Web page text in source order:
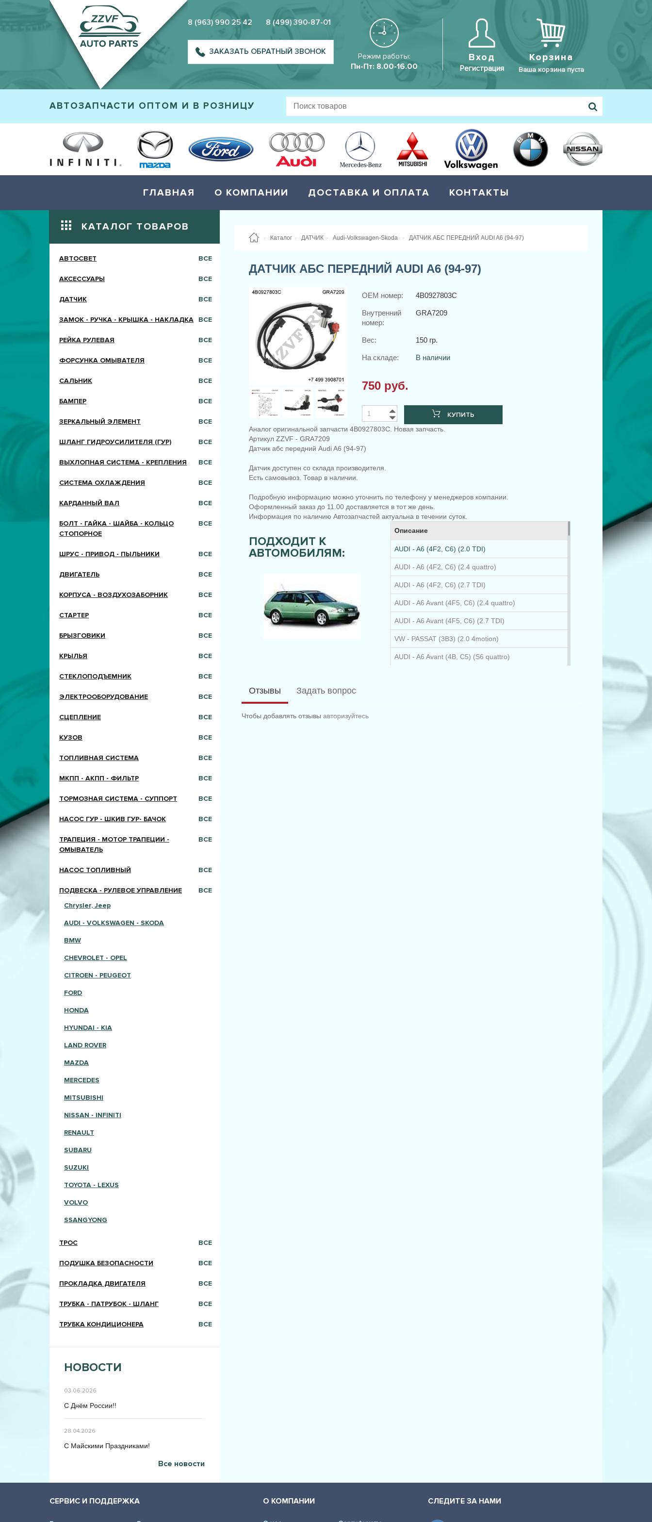
8 (963) 990 25 42 8 (499) 390-87-01
ЗАКАЗАТЬ ОБРАТНЫЙ ЗВОНОК
Режим работы:
Пн-Пт: 8.00-16.00
Вход
Регистрация
Корзина
Ваша корзина пуста
АВТОЗАПЧАСТИ ОПТОМ И В РОЗНИЦУ
ГЛАВНАЯ О КОМПАНИИ ДОСТАВКА И ОПЛАТА КОНТАКТЫ
КАТАЛОГ ТОВАРОВ
ВСЕ
АВТОСВЕТ
ВСЕ
АКСЕССУАРЫ
ВСЕ
ДАТЧИК
ВСЕ
ЗАМОК - РУЧКА - КРЫШКА - НАКЛАДКА
ВСЕ
РЕЙКА РУЛЕВАЯ
ВСЕ
ФОРСУНКА ОМЫВАТЕЛЯ
ВСЕ
САЛЬНИК
ВСЕ
БАМПЕР
ВСЕ
ЗЕРКАЛЬНЫЙ ЭЛЕМЕНТ
ВСЕ
ШЛАНГ ГИДРОУСИЛИТЕЛЯ (ГУР)
ВСЕ
ВЫХЛОПНАЯ СИСТЕМА - КРЕПЛЕНИЯ
ВСЕ
СИСТЕМА ОХЛАЖДЕНИЯ
ВСЕ
КАРДАННЫЙ ВАЛ
ВСЕ
БОЛТ - ГАЙКА - ШАЙБА - КОЛЬЦО
СТОПОРНОЕ
ВСЕ
ШРУС - ПРИВОД - ПЫЛЬНИКИ
ВСЕ
ДВИГАТЕЛЬ
ВСЕ
КОРПУСА - ВОЗДУХОЗАБОРНИК
ВСЕ
СТАРТЕР
ВСЕ
БРЫЗГОВИКИ
ВСЕ
КРЫЛЬЯ
ВСЕ
СТЕКЛОПОДЪЕМНИК
ВСЕ
ЭЛЕКТРООБОРУДОВАНИЕ
ВСЕ
СЦЕПЛЕНИЕ
ВСЕ
КУЗОВ
ВСЕ
ТОПЛИВНАЯ СИСТЕМА
ВСЕ
МКПП - АКПП - ФИЛЬТР
ВСЕ
ТОРМОЗНАЯ СИСТЕМА - СУППОРТ
ВСЕ
НАСОС ГУР - ШКИВ ГУР- БАЧОК
ВСЕ
ТРАПЕЦИЯ - МОТОР ТРАПЕЦИИ -
ОМЫВАТЕЛЬ
ВСЕ
НАСОС ТОПЛИВНЫЙ
ВСЕ
ПОДВЕСКА - РУЛЕВОЕ УПРАВЛЕНИЕ
Chrysler, Jeep
AUDI - VOLKSWAGEN - SKODA
BMW
CHEVROLET - OPEL
CITROEN - PEUGEOT
FORD
HONDA
HYUNDAI - KIA
LAND ROVER
MAZDA
MERCEDES
MITSUBISHI
NISSAN - INFINITI
RENAULT
SUBARU
SUZUKI
TOYOTA - LEXUS
VOLVO
SSANGYONG
ВСЕ
ТРОС
ВСЕ
ПОДУШКА БЕЗОПАСНОСТИ
ВСЕ
ПРОКЛАДКА ДВИГАТЕЛЯ
ВСЕ
ТРУБКА - ПАТРУБОК - ШЛАНГ
ВСЕ
ТРУБКА КОНДИЦИОНЕРА
НОВОСТИ
03.06.2026
C Днём Poccии!!
28.04.2026
C Maйcкими Праздниками!
Все новости
Каталог ДАТЧИК Audi-Volkswagen-Skoda ДАТЧИК АБС ПЕРЕДНИЙ AUDI A6 (94-97)
ДАТЧИК АБС ПЕРЕДНИЙ AUDI A6 (94-97)
OEM номер: 4B0927803C
Внутренний
номер:
GRA7209
Вес: 150 гр.
На складе: В наличии
750 руб.
КУПИТЬ
Аналог оригинальной запчасти 4B0927803C. Новая запчасть.
Артикул ZZVF - GRA7209
Датчик абс передний Audi A6 (94-97)
Датчик доступен со склада производителя.
Есть самовывоз. Товар в наличии.
Подробную информацию можно уточнить по телефону у менеджеров компании.
Оформленный заказ до 11.00 доставляется в тот же день.
Информация по наличию Автозапчастей актуальна в течении суток.
ПОДХОДИТ К
АВТОМОБИЛЯМ:
Описание
AUDI - A6 (4F2, C6) (2.0 TDI)
AUDI - A6 (4F2, C6) (2.4 quattro)
AUDI - A6 (4F2, C6) (2.7 TDI)
AUDI - A6 Avant (4F5, C6) (2.4 quattro)
AUDI - A6 Avant (4F5, C6) (2.7 TDI)
VW - PASSAT (3B3) (2.0 4motion)
AUDI - A6 Avant (4B, C5) (S6 quattro)
VW - PASSAT Variant (3B6) (2.0 TDI)
VW - PASSAT Variant (3B6) (2.5 TDI)
VW - PASSAT Variant (3B6) (2.5 TDI 4motion)
Отзывы Задать вопрос
Чтобы добавлять отзывы авторизуйтесь
СЕРВИС И ПОДДЕРЖКА О КОМПАНИИ СЛЕДИТЕ ЗА НАМИ